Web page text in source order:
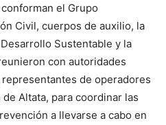
el Grupo
Civil, cuerpos de auxilio, la
Sustentable y la
con autoridades
de operadores
Altata, para coordinar las
a llevarse a cabo en